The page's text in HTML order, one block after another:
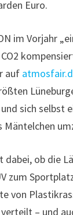
Euro.
im Vorjahr
auf
sich selbst
ob die
zum
von
– und